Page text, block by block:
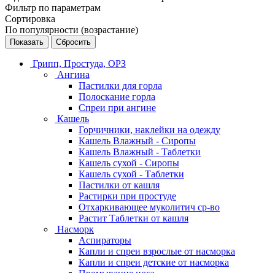
Фильтр по параметрам
Сортировка
По популярности (возрастание)
Сбросить
Грипп, Простуда, ОРЗ
Ангина
Пастилки для горла
Полоскание горла
Спреи при ангине
Кашель
Горчичники, наклейки на одежду
Кашель Влажный - Сиропы
Кашель Влажный - Таблетки
Кашель сухой - Сиропы
Кашель сухой - Таблетки
Пастилки от кашля
Растирки при простуде
Отхаркивающее муколитич ср-во
Растит Таблетки от кашля
Насморк
Аспираторы
Капли и спреи взрослые от насморка
Капли и спреи детские от насморка